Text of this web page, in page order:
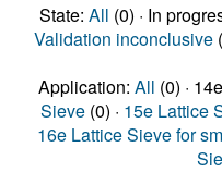
State: All (0) · In
Validation inconclusive
Application: All (0) ·
Sieve (0) · 15e Lattice
16e Lattice Sieve for